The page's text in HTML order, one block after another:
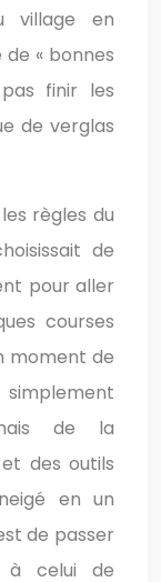
village en
« bonnes
finir les
de verglas
règles du
de
pour aller
courses
moment de
de la
des outils
en un
de passer
à celui de